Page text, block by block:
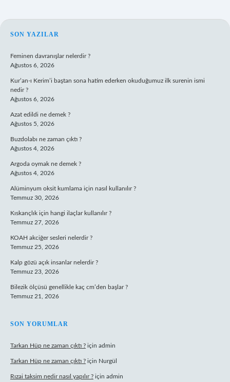
SIDEBAR
SON YAZILAR
Feminen davranışlar nelerdir ?
Ağustos 6, 2026
Kur’an-ı Kerim’i baştan sona hatim ederken okuduğumuz ilk surenin ismi
nedir ?
Ağustos 6, 2026
Azat edildi ne demek ?
Ağustos 5, 2026
Buzdolabı ne zaman çıktı ?
Ağustos 4, 2026
Argoda oymak ne demek ?
Ağustos 4, 2026
Alüminyum oksit kumlama için nasıl kullanılır ?
Temmuz 30, 2026
Kıskançlık için hangi ilaçlar kullanılır ?
Temmuz 27, 2026
KOAH akciğer sesleri nelerdir ?
Temmuz 25, 2026
Kalp gözü açık insanlar nelerdir ?
Temmuz 23, 2026
Bilezik ölçüsü genellikle kaç cm’den başlar ?
Temmuz 21, 2026
SON YORUMLAR
Tarkan Hüp ne zaman çıktı ? için admin
Tarkan Hüp ne zaman çıktı ? için Nurgül
Rızai taksim nedir nasıl yapılır ? için admin